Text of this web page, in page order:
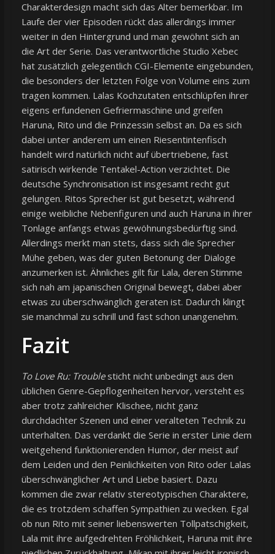
Charakterdesign macht sich das Alter bemerkbar. Im
Laufe der vier Episoden rückt das allerdings immer
weiter in den Hintergrund und man gewöhnt sich an
die Art der Serie. Das verantwortliche Studio Xebec
hat zusätzlich gelegentlich CGI-Elemente eingebunden,
die besonders der letzten Folge von Volume eins zum
tragen kommen. Lalas Kochzutaten entschlüpfen ihrer
eigens erfundenen Gefriermaschine und greifen
Haruna, Rito und die Prinzessin selbst an. Da es sich
dabei unter anderem um einen Riesentintenfisch
handelt wird natürlich nicht auf übertriebene, fast
satirisch wirkende Tentakel-Action verzichtet. Die
deutsche Synchronisation ist insgesamt recht gut
gelungen. Ritos Sprecher ist gut besetzt, während
einige weibliche Nebenfiguren und auch Haruna in ihrer
Tonlage anfangs etwas gewöhnungsbedürftig sind.
Allerdings merkt man stets, dass sich die Sprecher
Mühe geben, was der guten Betonung der Dialoge
anzumerken ist. Ähnliches gilt für Lala, deren Stimme
sich nah am japanischen Original bewegt, dabei aber
etwas zu überschwänglich geraten ist. Dadurch klingt
sie manchmal zu schrill und fast schon unangenehm.
Fazit
To Love Ru: Troublesticht nicht unbedingt aus den
üblichen Genre-Gepflogenheiten hervor, versteht es
aber trotz zahlreicher Klischee, nicht ganz
durchdachter Szenen und einer veralteten Technik zu
unterhalten. Das verdankt die Serie in erster Linie dem
weitgehend funktionierenden Humor, der meist auf
dem Leiden und den Peinlichkeiten von Rito oder Lalas
überschwänglicher Art und Liebe basiert. Dazu
kommen die zwar relativ stereotypischen Charaktere,
die es trotzdem schaffen Sympathien zu wecken. Egal
ob nun Rito mit seiner liebenswerten Tollpatschigkeit,
Lala mit ihre aufgedrehten Fröhlichkeit, Haruna mit ihre